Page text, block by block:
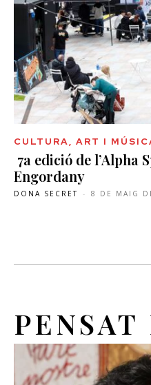
CULTURA, ART I
7a edició de l’Alpha
Engordany
DONA SECRET - 8 DE MAIG
PENSAT